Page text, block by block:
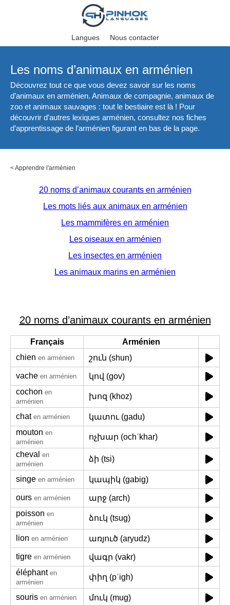
Langues Nous contacter
Les noms d’animaux en arménien
Découvrez tout ce que vous devez savoir sur les noms
d’animaux en arménien. Animaux de compagnie, animaux de
zoo et animaux sauvages : tout le bestiaire est là ! Pour
découvrir d’autres lexiques arménien, consultez nos fiches
d’apprentissage de l’arménien figurant en bas de la page.
<Apprendre l'arménien
20 noms d’animaux courants en arménien
Les mots liés aux animaux en arménien
Les mammifères en arménien
Les oiseaux en arménien
Les insectes en arménien
Les animaux marins en arménien
20 noms d’animaux courants en arménien
Français
Arménien
chien en arménien շուն (shun)
vache en arménien
կով (gov)
cochon en
arménien
խոզ (khoz)
chat en arménien
կատու (gadu)
mouton en
arménien
ոչխար (ochʿkhar)
cheval en
arménien
ձի (tsi)
singe en arménien կապիկ (gabig)
ours en arménien
արջ (arch)
poisson en
arménien
ձուկ (tsug)
lion en arménien առյուծ (aṛyudz)
tigre en arménien
վագր (vakr)
éléphant en
arménien
փիղ (pʿigh)
souris en arménien
մուկ (mug)